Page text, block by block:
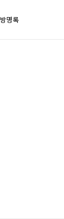
방명록